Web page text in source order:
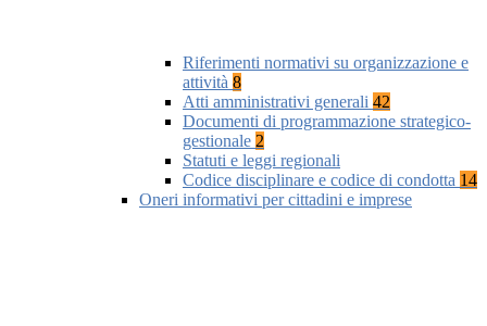
Riferimenti normativi su organizzazione e
attività 8
Atti amministrativi generali 42
Documenti di programmazione strategico-
gestionale 2
Statuti e leggi regionali
Codice disciplinare e codice di condotta 14
Oneri informativi per cittadini e imprese